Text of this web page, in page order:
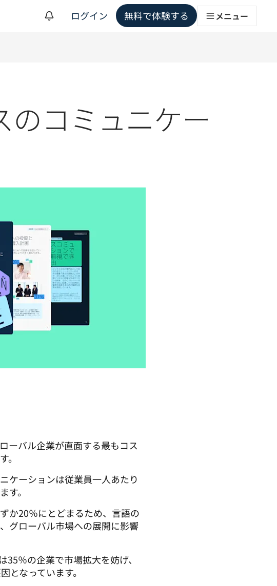
ログイン 無料で体験する メニュー
のコミュニケー
ーバル企業が直面する最もコス
。
ケーションは従業員一人あたり
す。
か20％にとどまるため、言語の
グローバル市場への展開に影響
％の企業で市場拡大を妨げ、
となっています。